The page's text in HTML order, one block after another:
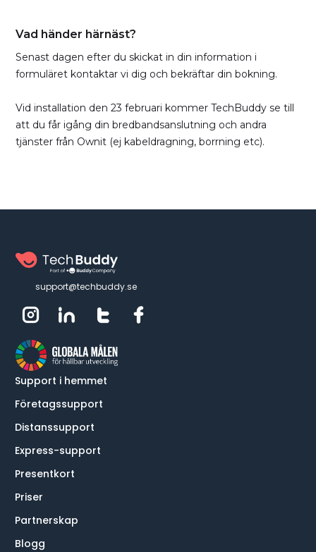
Vad händer härnäst?
Senast dagen efter du skickat in din information i
formuläret kontaktar vi dig och bekräftar din bokning.
Vid installation den 23 februari kommer TechBuddy se till
att du får igång din bredbandsanslutning och andra
tjänster från Ownit (ej kabeldragning, borrning etc).
support@techbuddy.se
Support i hemmet
Företagssupport
Distanssupport
Express-support
Presentkort
Priser
Partnerskap
Blogg